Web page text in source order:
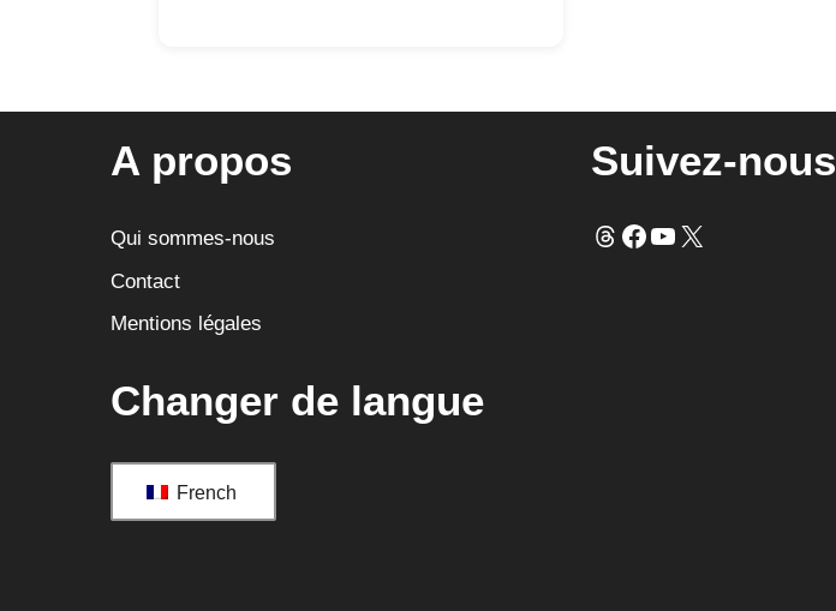
A propos
Qui sommes-nous
Contact
Mentions légales
Changer de langue
French
Suivez-nous
FilsFacebook
YouTube
X